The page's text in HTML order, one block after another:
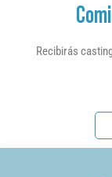
Recibirás